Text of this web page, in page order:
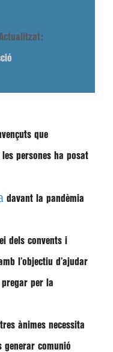
que
persones ha posat
davant la pandèmia
dels convents i
l’objectiu d’ajudar
pregar per la
ànimes necessita
generar comunió